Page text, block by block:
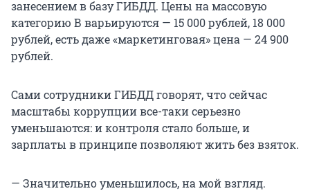
занесением в базу ГИБДД. Цены на массовую
категорию В варьируются — 15 000 рублей, 18 000
рублей, есть даже «маркетинговая» цена — 24 900
рублей.
Сами сотрудники ГИБДД говорят, что сейчас
масштабы коррупции все-таки серьезно
уменьшаются: и контроля стало больше, и
зарплаты в принципе позволяют жить без взяток.
— Значительно уменьшилось, на мой взгляд.